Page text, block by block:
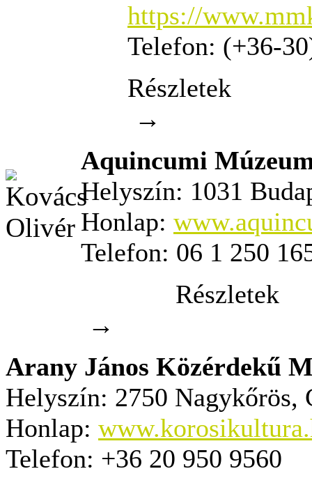
https://
Telefon: (+36-
Részletek
→
Aquincumi
Helyszín: 1031
Honlap:
Telefon: 06 1 250
Részletek
→
Arany János Közérdekű
Helyszín: 2750 Nagykőrös,
Honlap:
Telefon: +36 20 950 9560